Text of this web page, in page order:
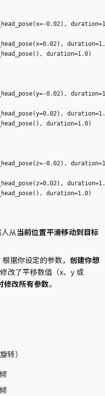
0.02),
duration=1.0)
0.02),
duration=1.0)
0.02),
duration=1.0)
从当前位置平滑移动到目标
根据你设定的参数， 创建你想
改了平移数值（x、y 或
修改所有参数。
转）